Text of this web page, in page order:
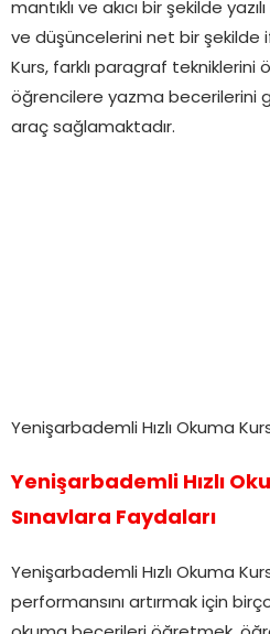
mantıklı ve akıcı bir şekilde
ve düşüncelerini net bir şekilde
Kurs, farklı paragraf tekniklerini
öğrencilere yazma becerilerini
araç sağlamaktadır.
Yenişarbademli Hızlı Okuma
Yenişarbademli Hızlı
Sınavlara Faydaları
Yenişarbademli Hızlı Okuma
performansını artırmak için